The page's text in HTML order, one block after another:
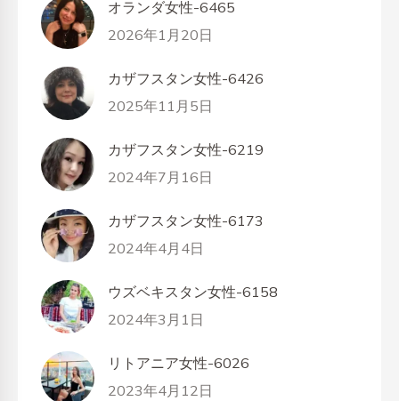
オランダ女性-6465
2026年1月20日
カザフスタン女性-6426
2025年11月5日
カザフスタン女性-6219
2024年7月16日
カザフスタン女性-6173
2024年4月4日
ウズベキスタン女性-6158
2024年3月1日
リトアニア女性-6026
2023年4月12日